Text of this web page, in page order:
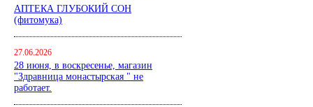
АПТЕКА ГЛУБОКИЙ СОН
(фитомука)
27.06.2026
28 июня, в воскресенье, магазин
"Здравница монастырская " не
работает.